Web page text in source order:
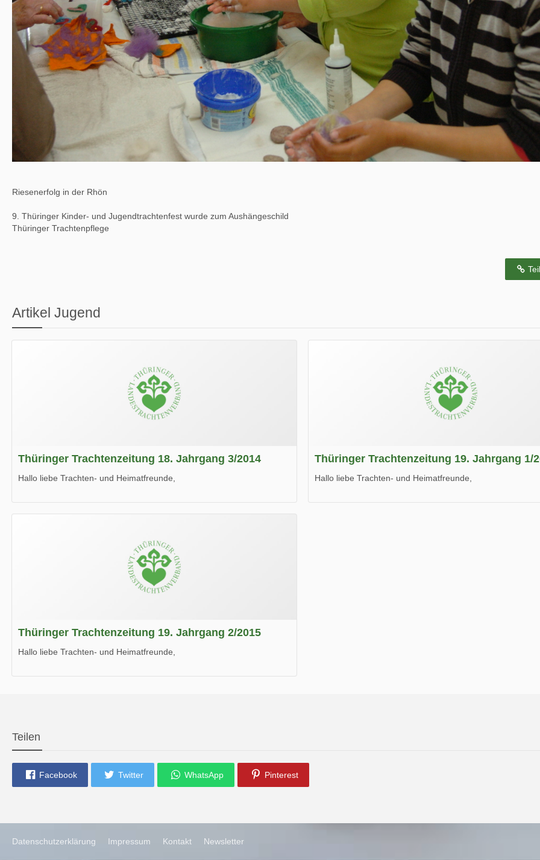
Riesenerfolg in der Rhön
9. Thüringer Kinder- und Jugendtrachtenfest wurde zum Aushängeschild
Thüringer Trachtenpflege
Artikel Jugend
Thüringer Trachtenzeitung 18. Jahrgang 3/2014
Hallo liebe Trachten- und Heimatfreunde,
Wir wünschen Euch viel Spaß beim Lesen.
Thüringer Trachtenzeitung 19. Jahrgang 1/
Hallo liebe Trachten- und Heimatfreunde,
Thüringer Trachtenzeitung 19. Jahrgang 2/2015
Hallo liebe Trachten- und Heimatfreunde,
Teilen
Facebook Twitter WhatsApp Pinterest
Datenschutzerklärung Impressum Kontakt Newsletter